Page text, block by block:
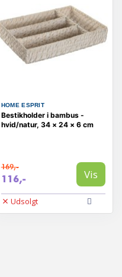
HOME ESPRIT
Bestikholder i bambus -
hvid/natur, 34 × 24 × 6 cm
169,-
116,- Vis
Udsolgt